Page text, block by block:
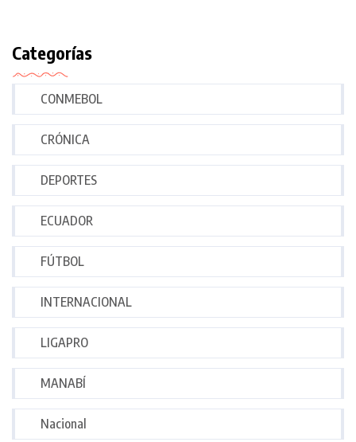
Categorías
CONMEBOL
CRÓNICA
DEPORTES
ECUADOR
FÚTBOL
INTERNACIONAL
LIGAPRO
MANABÍ
Nacional